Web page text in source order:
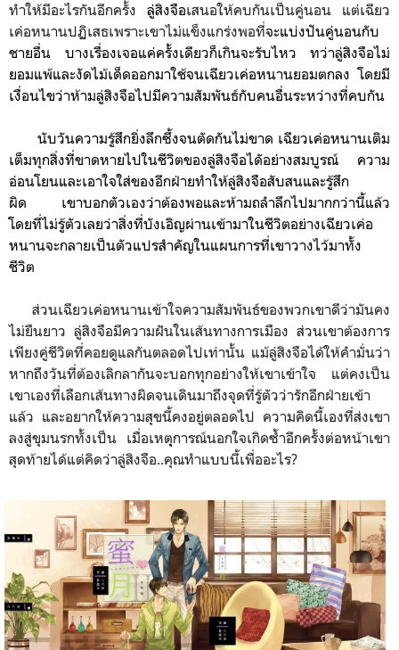
ทำให้มีอะไรกันอีกครั้ง ลู่สิงจือเสนอให้คบกันเป็นคู่นอน แต่เฉียว
เค่อหนานปฏิเสธเพราะเขาไม่แข็งแกร่งพอที่จะแบ่งปันคู่นอนกับ
ชายอื่น บางเรื่องเจอแค่ครั้งเดียวก็เกินจะรับไหว ทว่าลู่สิงจือไม่
ยอมแพ้และงัดไม้เด็ดออกมาใช้จนเฉียวเค่อหนานยอมตกลง โดยมี
เงื่อนไขว่าห้ามลู่สิงจือไปมีความสัมพันธ์กับคนอื่นระหว่างที่คบกัน
นับวันความรู้สึกยิ่งลึกซึ้งจนตัดกันไม่ขาด เฉียวเค่อหนานเติม
เต็มทุกสิ่งที่ขาดหายไปในชีวิตของลู่สิงจือไดัอย่างสมบูรณ์ ความ
อ่อนโยนและเอาใจใส่ของอีกฝ่ายทำให้ลู่สิงจือสับสนและรู้สึก
ผิด เขาบอกตัวเองว่าต้องพอและห้ามถลำลึกไปมากกว่านี้แล้ว
โดยที่ไม่รู้ตัวเลยว่าสิ่งที่บังเอิญผ่านเข้ามาในชีวิตอย่างเฉียวเค่อ
หนานจะกลายเป็นตัวแปรสำคัญในแผนการที่เขาวางไว้มาทั้ง
ชีวิต
ส่วนเฉียวเค่อหนานเข้าใจความสัมพันธ์ของพวกเขาดีว่ามันคง
ไม่ยืนยาว ลู่สิงจือมีความฝันในเส้นทางการเมือง ส่วนเขาต้องการ
เพียงคู่ชีวิตที่คอยดูแลกันตลอดไปเท่านั้น แม้ลู่สิงจือได้ให้คำมั่นว่า
หากถึงวันที่ต้องเลิกลากันจะบอกทุกอย่างให้เขาเข้าใจ แต่คงเป็น
เขาเองที่เลือกเส้นทางผิดจนเดินมาถึงจุดที่รู้ตัวว่ารักอีกฝ่ายเข้า
แล้ว และอยากให้ความสุขนี้คงอยู่ตลอดไป ความคิดนี้เองที่ส่งเขา
ลงสู่ขุมนรกทั้งเป็น เมื่อเหตุุการณ์นอกใจเกิดซ้ำอีกครั้งต่อหน้าเขา
สุดท้ายได้แต่คิดว่าลู่สิงจือ..คุณทำแบบนี้เพื่ออะไร?